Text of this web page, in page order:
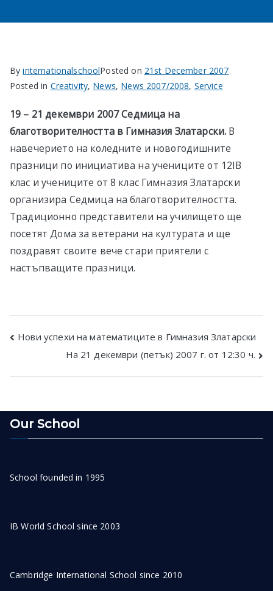
ByinternationalschoolPosted on 21st December 2007
Posted in Creativity, News, News 2007/2008, Service
19 – 21 декември 2007 Седмица на
благотворителността в Гимназия Златарски. В
навечерието на коледните и новогодишните
празници по инициатива на учениците от 12IВ
клас и учениците от 8 клас Гимназия Златарски
организира Седмица на благотворителността.
Традиционно представители на училището ще
посетят Дома за ветерани на културата и ще
поздравят своите вече стари приятели с
настъпващите празници.
Post
navigation
Нови успехи на математиците в Гимназия Златарски
На 21 декември (петък) 2007 г. от 12:30 ч.
Our School
School founded in 1995
IB World School since 2003
Cambridge International School since 2010